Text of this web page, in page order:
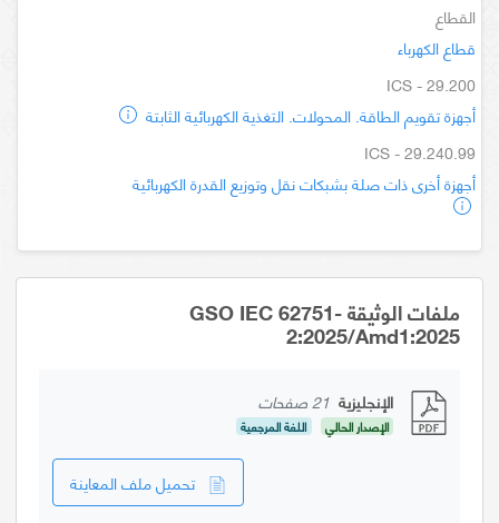
القطاع
قطاع الكهرباء
ICS - 29.200
أجهزة تقويم الطاقة. المحولات. التغذية الكهربائية الثابتة
ICS - 29.240.99
أجهزة أخرى ذات صلة بشبكات نقل وتوزيع القدرة الكهربائية
ملفات الوثيقة GSO IEC 62751-
2:2025/Amd1:2025
الإنجليزية 21 صفحات
الإصدار الحالي اللغة المرجعية
تحميل ملف المعاينة